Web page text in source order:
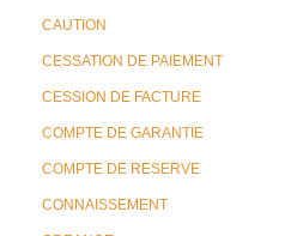
CAUTION
CESSATION DE PAIEMENT
CESSION DE FACTURE
COMPTE DE GARANTIE
COMPTE DE RESERVE
CONNAISSEMENT